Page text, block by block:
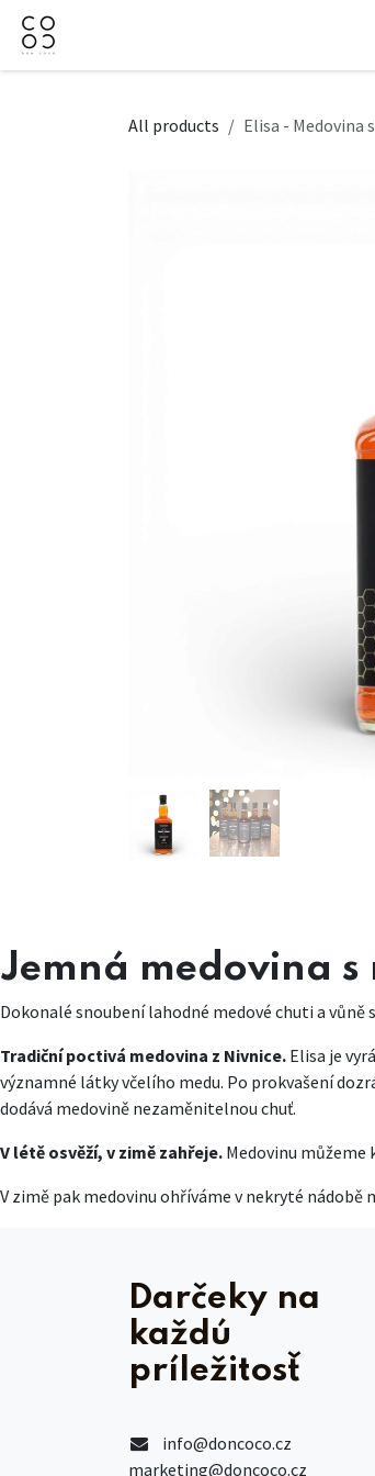
Skip to Content
All products Elisa - Medovina
Jemná medovina
Dokonalé snoubení lahodné medové chuti a
Tradiční poctivá medovina z Nivnice. Elisa je
významné látky včelího medu. Po prokvašení
dodává medovině nezaměnitelnou chuť.
V létě osvěží, v zimě zahřeje. Medovinu můžeme
V zimě pak medovinu ohříváme v nekryté
Darčeky na
každú
príležitosť
info@doncoco.cz
marketing@doncoco.cz